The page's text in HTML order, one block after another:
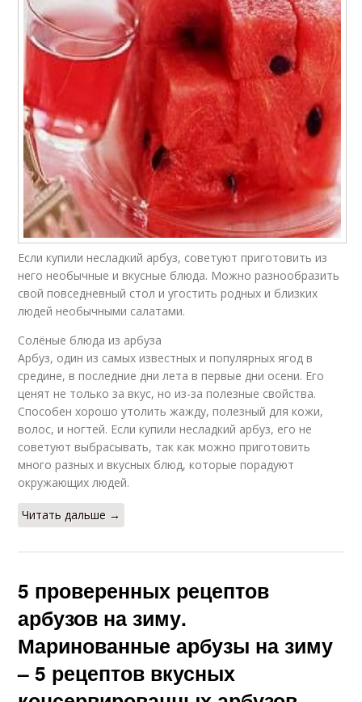
Если купили несладкий арбуз, советуют приготовить из
него необычные и вкусные блюда. Можно разнообразить
свой повседневный стол и угостить родных и близких
людей необычными салатами.
Солёные блюда из арбуза
Арбуз, один из самых известных и популярных ягод в
средине, в последние дни лета в первые дни осени. Его
ценят не только за вкус, но из-за полезные свойства.
Способен хорошо утолить жажду, полезный для кожи,
волос, и ногтей. Если купили несладкий арбуз, его не
советуют выбрасывать, так как можно приготовить
много разных и вкусных блюд, которые порадуют
окружающих людей.
Читать дальше →
5 проверенных рецептов
арбузов на зиму.
Маринованные арбузы на зиму
– 5 рецептов вкусных